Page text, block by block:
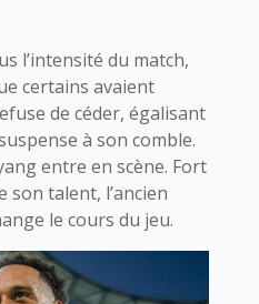
l’intensité du match,
certains avaient
de céder, égalisant
à son comble.
entre en scène. Fort
son talent, l’ancien
le cours du jeu.